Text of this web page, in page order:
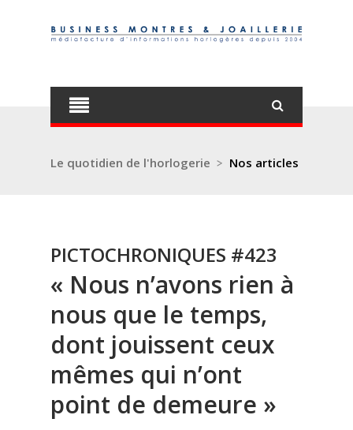
Le quotidien de l'horlogerie > Nos articles
PICTOCHRONIQUES #423
« Nous n’avons rien à
nous que le temps,
dont jouissent ceux
mêmes qui n’ont
point de demeure »